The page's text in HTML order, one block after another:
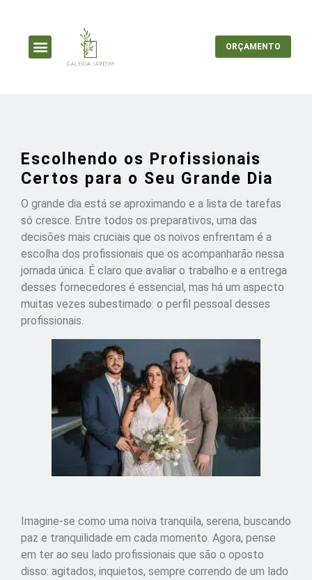
ORÇAMENTO
Escolhendo os Profissionais
Certos para o Seu Grande Dia
O grande dia está se aproximando e a lista de tarefas
só cresce. Entre todos os preparativos, uma das
decisões mais cruciais que os noivos enfrentam é a
escolha dos profissionais que os acompanharão nessa
jornada única. É claro que avaliar o trabalho e a entrega
desses fornecedores é essencial, mas há um aspecto
muitas vezes subestimado: o perfil pessoal desses
profissionais.
Imagine-se como uma noiva tranquila, serena, buscando
paz e tranquilidade em cada momento. Agora, pense
em ter ao seu lado profissionais que são o oposto
disso: agitados, inquietos, sempre correndo de um lado